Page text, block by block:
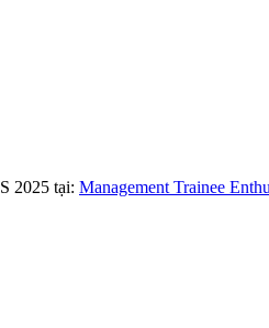
2025 tại: Management Trainee